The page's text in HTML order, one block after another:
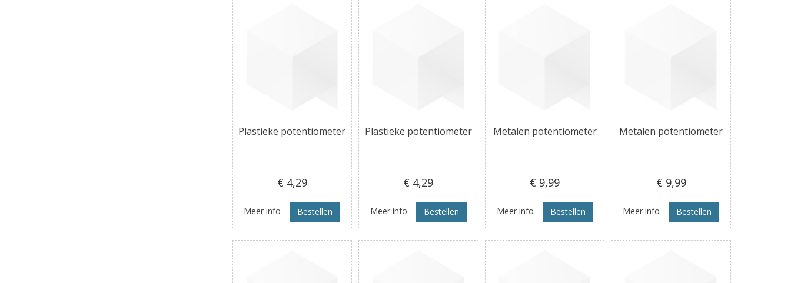
Plastieke potentiometer
€ 4,29
Meer info Bestellen
Plastieke potentiometer
€ 4,29
Meer info Bestellen
Metalen potentiometer
€ 9,99
Meer info Bestellen
Metalen potentiometer
€ 9,99
Meer info Bestellen